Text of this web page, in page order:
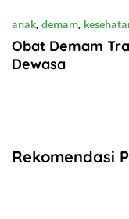
anak, demam,
Obat Demam
Dewasa
Rekomendasi